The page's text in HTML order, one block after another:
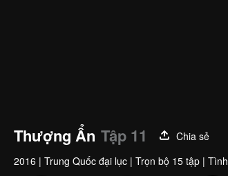
Thượng Ẩn Tập 11
Chia sẻ
2016 | Trung Quốc đại lục | Trọn bộ 15 tập |